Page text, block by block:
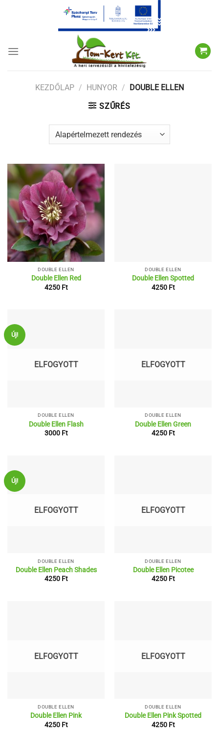
KEZDŐLAP / HUNYOR / DOUBLE ELLEN
SZŰRÉS
DOUBLE ELLEN
Double Ellen Red
4250 Ft
DOUBLE ELLEN
Double Ellen Spotted
4250 Ft
Új!
ELFOGYOTT
DOUBLE ELLEN
Double Ellen Flash
3000 Ft
ELFOGYOTT
DOUBLE ELLEN
Double Ellen Green
4250 Ft
Új!
ELFOGYOTT
DOUBLE ELLEN
Double Ellen Peach Shades
4250 Ft
ELFOGYOTT
DOUBLE ELLEN
Double Ellen Picotee
4250 Ft
ELFOGYOTT
DOUBLE ELLEN
Double Ellen Pink
4250 Ft
ELFOGYOTT
DOUBLE ELLEN
Double Ellen Pink Spotted
4250 Ft